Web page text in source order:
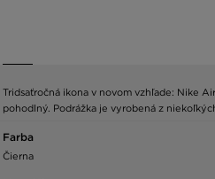
Tridsaťročná ikona v novom vzhľade: Nike
pohodlný. Podrážka je vyrobená z
Farba
Čierna